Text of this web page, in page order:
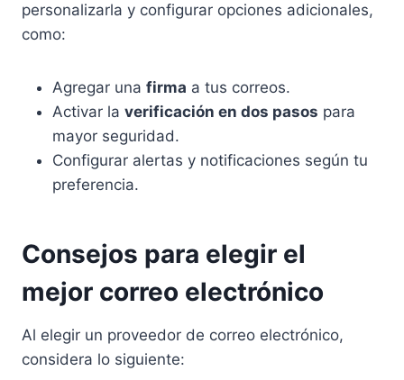
personalizarla y configurar opciones adicionales,
como:
Agregar una firma a tus correos.
Activar la verificación en dos pasos para
mayor seguridad.
Configurar alertas y notificaciones según tu
preferencia.
Consejos para elegir el
mejor correo electrónico
Al elegir un proveedor de correo electrónico,
considera lo siguiente: